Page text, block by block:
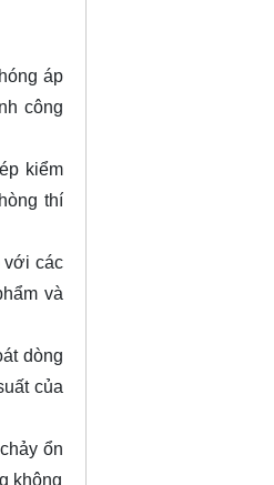
áp
công
kiểm
thí
với các
và
dòng
của
ổn
không